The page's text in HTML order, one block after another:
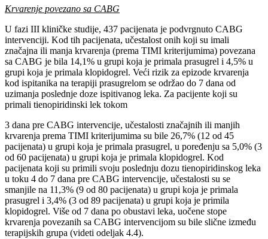
Krvarenje povezano sa CABG
U fazi III kliničke studije, 437 pacijenata je podvrgnuto CABG
intervenciji. Kod tih pacijenata, učestalost onih koji su imali
značajna ili manja krvarenja (prema TIMI kriterijumima) povezana
sa CABG je bila 14,1% u grupi koja je primala prasugrel i 4,5% u
grupi koja je primala klopidogrel. Veći rizik za epizode krvarenja
kod ispitanika na terapiji prasugrelom se održao do 7 dana od
uzimanja poslednje doze ispitivanog leka. Za pacijente koji su
primali tienopiridinski lek tokom
3 dana pre CABG intervencije, učestalosti značajnih ili manjih
krvarenja prema TIMI kriterijumima su bile 26,7% (12 od 45
pacijenata) u grupi koja je primala prasugrel, u poređenju sa 5,0% (3
od 60 pacijenata) u grupi koja je primala klopidogrel. Kod
pacijenata koji su primili svoju poslednju dozu tienopiridinskog leka
u toku 4 do 7 dana pre CABG intervencije, učestalosti su se
smanjile na 11,3% (9 od 80 pacijenata) u grupi koja je primala
prasugrel i 3,4% (3 od 89 pacijenata) u grupi koja je primila
klopidogrel. Više od 7 dana po obustavi leka, uočene stope
krvarenja povezanih sa CABG intervencijom su bile slične između
terapijskih grupa (videti odeljak 4.4).